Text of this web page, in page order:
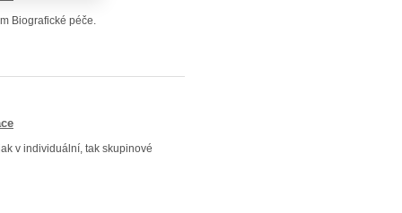
Biografické péče.
v individuální, tak skupinové